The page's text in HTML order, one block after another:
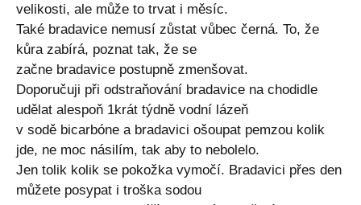
velikosti, ale může to trvat i měsíc.
Také bradavice nemusí zůstat vůbec černá. To, že
kůra zabírá, poznat tak, že se
začne bradavice postupně zmenšovat.
Doporučuji při odstraňování bradavice na chodidle
udělat alespoň 1krát týdně vodní lázeň
v sodě bicarbóne a bradavici ošoupat pemzou kolik
jde, ne moc násilím, tak aby to nebolelo.
Jen tolik kolik se pokožka vymočí. Bradavici přes den
můžete posypat i troška sodou